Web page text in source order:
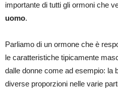
importante di tutti gli ormoni che
uomo.
Parliamo di un ormone che è
le caratteristiche tipicamente
dalle donne come ad esempio: la
diverse proporzioni nelle varie